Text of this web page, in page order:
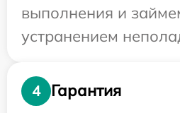
выполнения и
устранением
4
Гарантия